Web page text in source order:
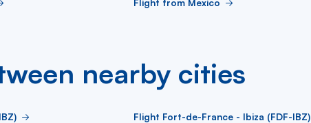
Flight from Mexico
nearby cities
Flight Fort-de-France - Ibiza (FDF-IBZ)